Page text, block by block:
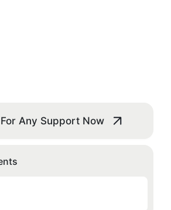
Any Support Now